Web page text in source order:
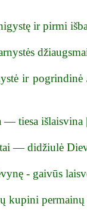
ir pirmi
ir pogrindinė
tiesa išlaisvina
— didžiulė
- gaivūs
kupini permainų